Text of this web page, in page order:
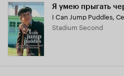
Я умею прыгать
I Can Jump Puddles,
Stadium Second